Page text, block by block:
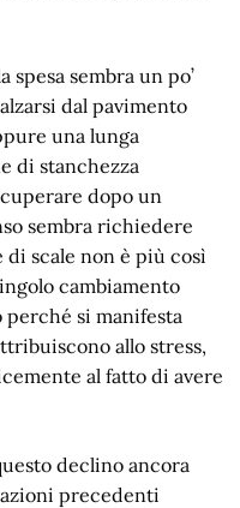
spesa sembra un po’
dal pavimento
una lunga
di stanchezza
dopo un
sembra richiedere
scale non è più così
cambiamento
si manifesta
allo stress,
al fatto di avere
declino ancora
precedenti